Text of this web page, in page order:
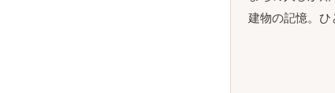
建物の記憶。ひ